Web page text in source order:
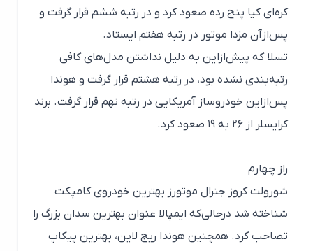
کره‌ای کیا پنج رده صعود کرد و در رتبه ششم قرار گرفت و
پس‌ازآن مزدا موتور در رتبه هفتم ایستاد.
تسلا که پیش‌ازاین به دلیل نداشتن مدل‌های کافی
رتبه‌بندی نشده بود، در رتبه هشتم قرار گرفت و هوندا
پس‌ازاین خودروساز آمریکایی در رتبه نهم قرار گرفت. برند
کرایسلر از ۲۶ به ۱۹ صعود کرد.
راز چهارم
شورولت کروز جنرال موتورز بهترین خودروی کامپکت
شناخته شد درحالی‌که ایمپالا عنوان بهترین سدان بزرگ را
تصاحب کرد. همچنین هوندا ریج لاین، بهترین پیکاپ